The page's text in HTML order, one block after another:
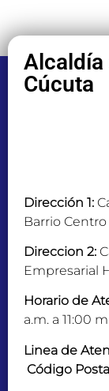
Alcaldía
Cúcuta
Dirección 1:
Barrio Centro
Direccion 2:
Empresarial
Horario de
a.m. a 11:00
Linea de
Código